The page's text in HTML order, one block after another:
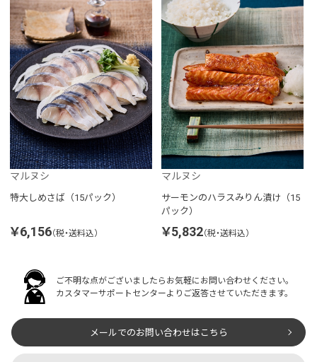
マルヌシ
特大しめさば（15パック）
￥6,156（税・送料込）
マルヌシ
サーモンのハラスみりん漬け（15
パック）
￥5,832（税・送料込）
ご不明な点がございましたらお気軽にお問い合わせください。
カスタマーサポートセンターよりご返答させていただきます。
メールでのお問い合わせはこちら